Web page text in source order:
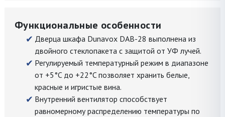
Функциональные особенности
Дверца шкафа Dunavox DAB-28 выполнена из
двойного стеклопакета с защитой от УФ лучей.
Регулируемый температурный режим в диапазоне
от +5°C до +22°C позволяет хранить белые,
красные и игристые вина.
Внутренний вентилятор способствует
равномерному распределению температуры по